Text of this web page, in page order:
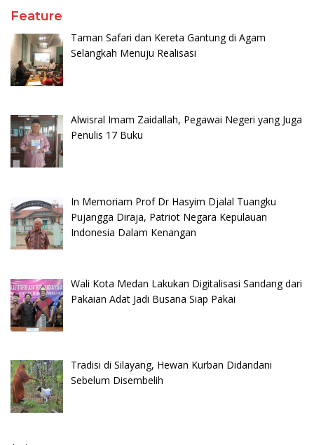
Feature
Taman Safari dan Kereta Gantung di Agam
Selangkah Menuju Realisasi
Alwisral Imam Zaidallah, Pegawai Negeri yang Juga
Penulis 17 Buku
In Memoriam Prof Dr Hasyim Djalal Tuangku
Pujangga Diraja, Patriot Negara Kepulauan
Indonesia Dalam Kenangan
Wali Kota Medan Lakukan Digitalisasi Sandang dari
Pakaian Adat Jadi Busana Siap Pakai
Tradisi di Silayang, Hewan Kurban Didandani
Sebelum Disembelih